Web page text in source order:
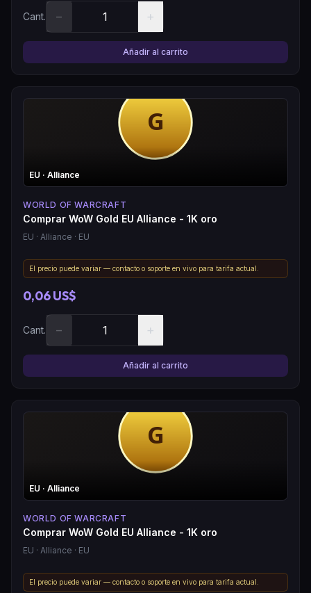
Cant. − +
Añadir al carrito
EU · Alliance
WORLD OF WARCRAFT
Comprar WoW Gold EU Alliance - 1K oro
EU · Alliance · EU
El precio puede variar — contacto o soporte en vivo para tarifa actual.
0,06 US$
Cant. − +
Añadir al carrito
EU · Alliance
WORLD OF WARCRAFT
Comprar WoW Gold EU Alliance - 1K oro
EU · Alliance · EU
El precio puede variar — contacto o soporte en vivo para tarifa actual.